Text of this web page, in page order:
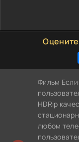
1 2
Фильм Если
HDRip
любом